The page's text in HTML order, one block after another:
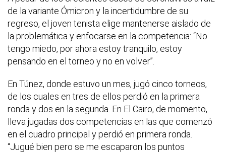
de la variante Ómicron y la incertidumbre de su
regreso, el joven tenista elige mantenerse aislado de
la problemática y enfocarse en la competencia: “No
tengo miedo, por ahora estoy tranquilo, estoy
pensando en el torneo y no en volver”.
En Túnez, donde estuvo un mes, jugó cinco torneos,
de los cuales en tres de ellos perdió en la primera
ronda y dos en la segunda. En El Cairo, de momento,
lleva jugadas dos competencias en las que comenzó
en el cuadro principal y perdió en primera ronda.
“Jugué bien pero se me escaparon los puntos